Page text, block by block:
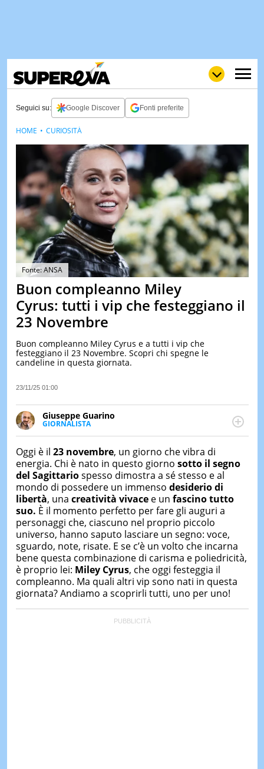
LOLGULPLOVE
WOW
POP
NEWS
STORIE
VIDEO
& TV
QUIZ
&
TEST
&
DI
IERI
Seguici su: Google Discover Fonti preferite
Fonte: ANSA
Buon compleanno Miley
Cyrus: tutti i vip che festeggiano il
23 Novembre
Buon compleanno Miley Cyrus e a tutti i vip che
festeggiano il 23 Novembre. Scopri chi spegne le
candeline in questa giornata.
23/11/25 01:00
Giuseppe Guarino
GIORNALISTA
Ph(D) in Diritto Comparato e processi di
particolare sulla Storia contemporanea di America
Latina e Spagna. Collabora con numerose testate ed
è presidente dell'Associazione Culturale "La
Biblioteca del Sannio".
HOME CURIOSITÀ
Oggi è il 23 novembre, un giorno che vibra di
energia. Chi è nato in questo giorno sotto il segno
del Sagittariospesso dimostra a sé stesso e al
mondo di possedere un immenso desiderio di
libertà, una creatività vivacee un fascino tutto
suo. È il momento perfetto per fare gli auguri a
personaggi che, ciascuno nel proprio piccolo
universo, hanno saputo lasciare un segno: voce,
sguardo, note, risate. E se c’è un volto che incarna
bene questa combinazione di carisma e poliedricità,
è proprio lei: Miley Cyrus, che oggi festeggia il
compleanno. Ma quali altri vip sono nati in questa
giornata? Andiamo a scoprirli tutti, uno per uno!